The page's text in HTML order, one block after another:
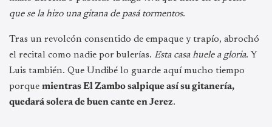
que se la hizo una gitana de pasá tormentos.
Tras un revolcón consentido de empaque y trapío, abrochó
el recital como nadie por bulerías. Esta casa huele a gloria. Y
Luis también. Que Undibé lo guarde aquí mucho tiempo
porque mientras El Zambo salpique así su gitanería,
quedará solera de buen cante en Jerez.